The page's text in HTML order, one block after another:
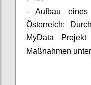
- Aufbau eines
Österreich:
MyData
Maßnahmen